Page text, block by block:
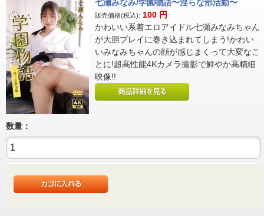
七瀬みなみ/学園物語〜淫らな部活動〜
販売価格(税込): 100 円
かわいい系着エロアイドル七瀬みなみちゃん
が大胆プレイに巻き込まれてしまう!かわい
いみなみちゃんの顔が感じまくって大変なこ
とに!超高性能4Kカメラ撮影で鮮やか高精細
映像!!
数量：